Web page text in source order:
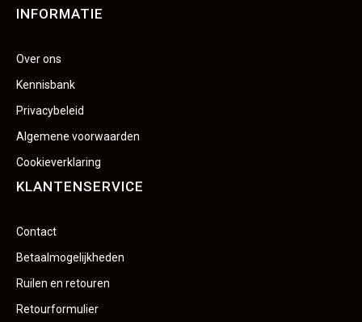
INFORMATIE
Over ons
Kennisbank
Privacybeleid
Algemene voorwaarden
Cookieverklaring
KLANTENSERVICE
Contact
Betaalmogelijkheden
Ruilen en retouren
Retourformulier